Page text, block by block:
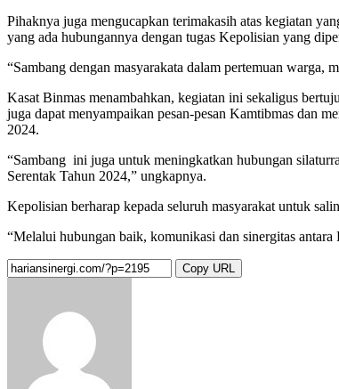
Pihaknya juga mengucapkan terimakasih atas kegiatan
yang ada hubungannya dengan tugas Kepolisian yang
“Sambang dengan masyarakata dalam pertemuan
Kasat Binmas menambahkan, kegiatan ini sekaligus
juga dapat menyampaikan pesan-pesan Kamtibmas dan
2024.
“Sambang ini juga untuk meningkatkan hubungan
Serentak Tahun 2024,” ungkapnya.
Kepolisian berharap kepada seluruh masyarakat untuk
“Melalui hubungan baik, komunikasi dan sinergitas
Copy URL